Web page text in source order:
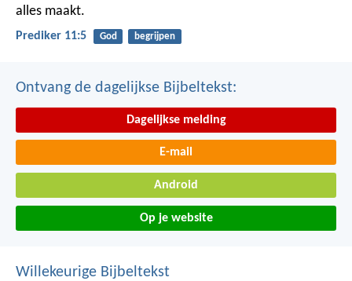
alles maakt.
Prediker 11:5 God begrijpen
Ontvang de dagelijkse Bijbeltekst:
Dagelijkse melding
E-mail
Android
Op je website
Willekeurige Bijbeltekst